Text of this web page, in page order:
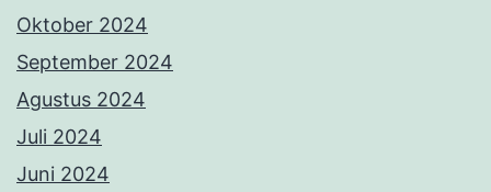
Oktober 2024
September 2024
Agustus 2024
Juli 2024
Juni 2024